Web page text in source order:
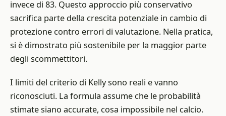
invece di 83. Questo approccio più conservativo
sacrifica parte della crescita potenziale in cambio di
protezione contro errori di valutazione. Nella pratica,
si è dimostrato più sostenibile per la maggior parte
degli scommettitori.
I limiti del criterio di Kelly sono reali e vanno
riconosciuti. La formula assume che le probabilità
stimate siano accurate, cosa impossibile nel calcio.